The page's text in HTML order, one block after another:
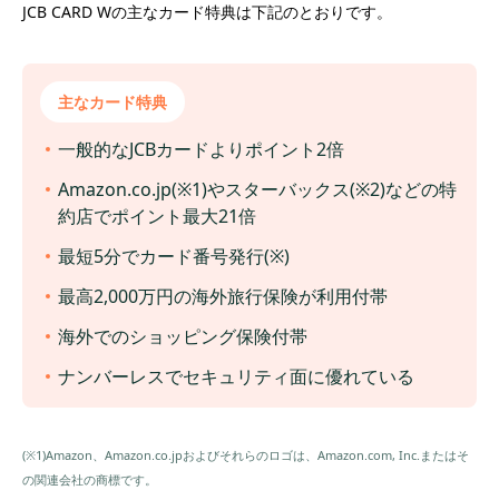
JCB CARD Wの主なカード特典は下記のとおりです。
主なカード特典
一般的なJCBカードよりポイント2倍
Amazon.co.jp(※1)やスターバックス(※2)などの特
約店でポイント最大21倍
最短5分でカード番号発行(※)
最高2,000万円の海外旅行保険が利用付帯
海外でのショッピング保険付帯
ナンバーレスでセキュリティ面に優れている
(※1)Amazon、Amazon.co.jpおよびそれらのロゴは、Amazon.com, Inc.またはそ
の関連会社の商標です。